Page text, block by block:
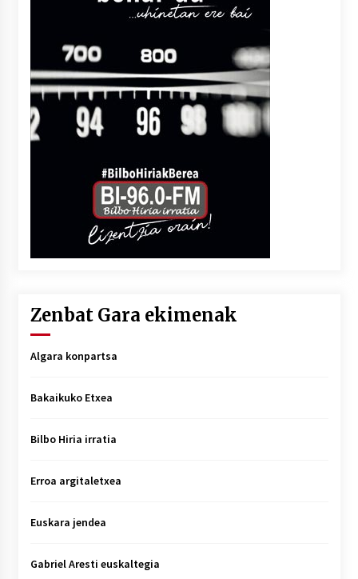
Zenbat Gara ekimenak
Algara konpartsa
Bakaikuko Etxea
Bilbo Hiria irratia
Erroa argitaletxea
Euskara jendea
Gabriel Aresti euskaltegia